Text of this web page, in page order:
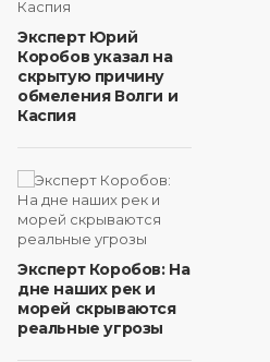
Эксперт Юрий
Коробов указал на
скрытую причину
обмеления Волги и
Каспия
Эксперт Коробов: На
дне наших рек и
морей скрываются
реальные угрозы